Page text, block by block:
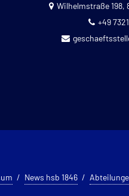
Wilhelmstraße 198,
+49
News hsb 1846